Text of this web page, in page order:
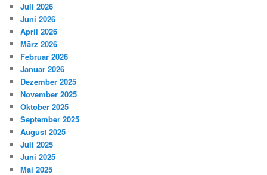
Juli 2026
Juni 2026
April 2026
März 2026
Februar 2026
Januar 2026
Dezember 2025
November 2025
Oktober 2025
September 2025
August 2025
Juli 2025
Juni 2025
Mai 2025